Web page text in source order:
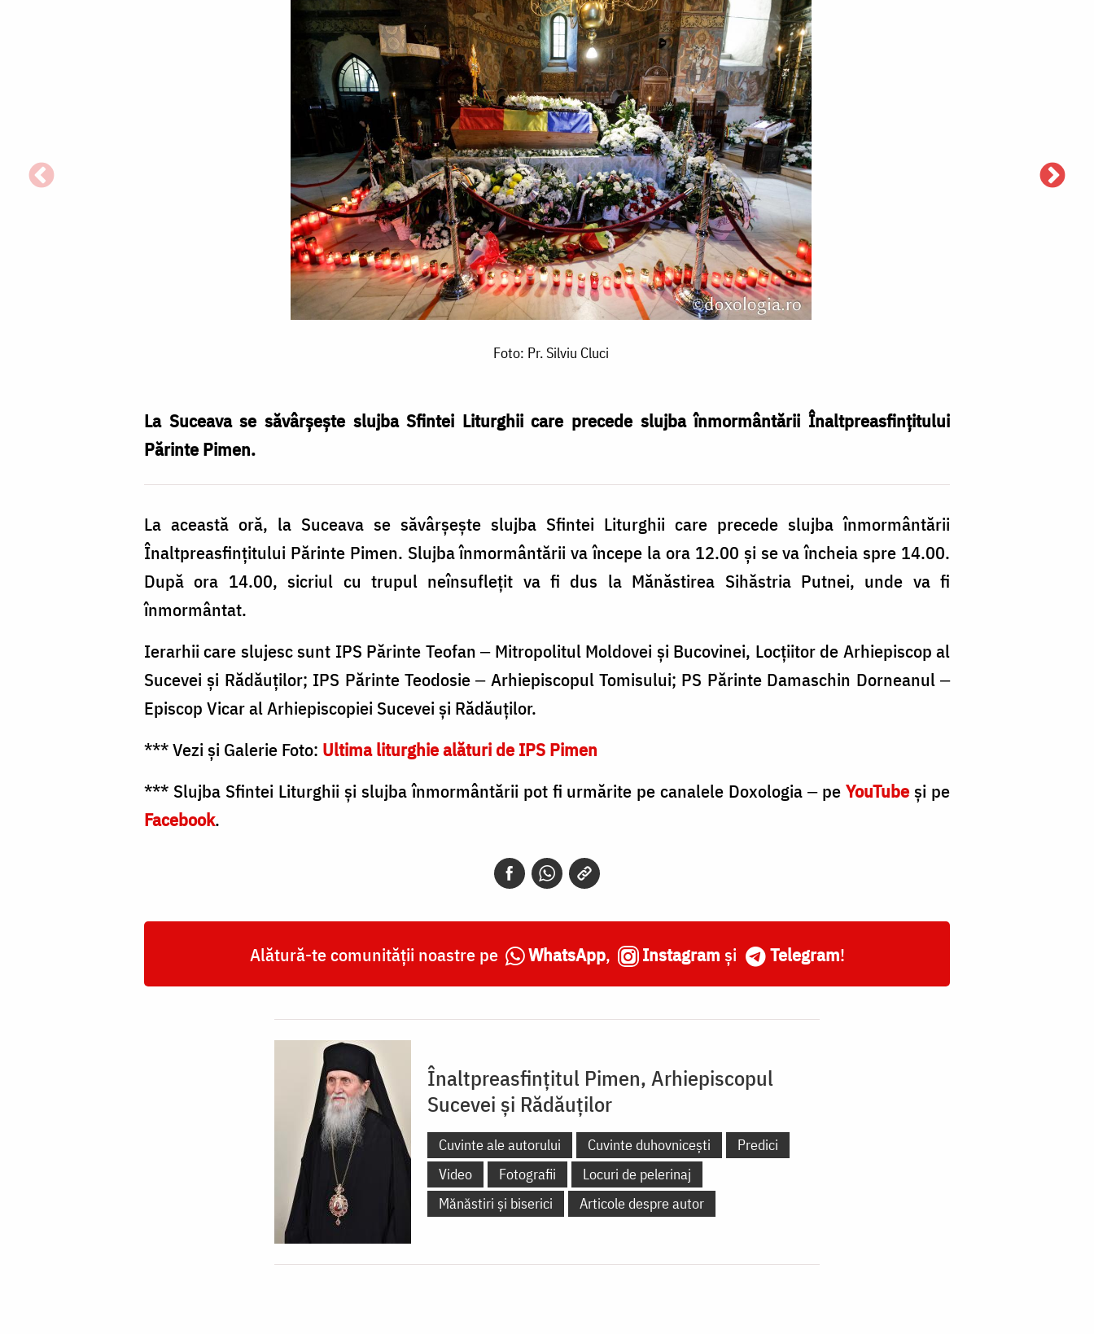
Foto: Pr. Silviu Cluci
La Suceava se săvârșește slujba Sfintei Liturghii care precede slujba înmormântării Înaltpreasfințitului
Părinte Pimen.
La această oră, la Suceava se săvârșește slujba Sfintei Liturghii care precede slujba înmormântării
Înaltpreasfințitului Părinte Pimen. Slujba înmormântării va începe la ora 12.00 și se va încheia spre 14.00.
După ora 14.00, sicriul cu trupul neînsuflețit va fi dus la Mănăstirea Sihăstria Putnei, unde va fi
înmormântat.
Ierarhii care slujesc sunt IPS Părinte Teofan ‒ Mitropolitul Moldovei și Bucovinei, Locțiitor de Arhiepiscop al
Sucevei și Rădăuților; IPS Părinte Teodosie ‒ Arhiepiscopul Tomisului; PS Părinte Damaschin Dorneanul ‒
Episcop Vicar al Arhiepiscopiei Sucevei și Rădăuților.
*** Vezi și Galerie Foto: Ultima liturghie alături de IPS Pimen
*** Slujba Sfintei Liturghii și slujba înmormântării pot fi urmărite pe canalele Doxologia ‒ peYouTube și pe
Facebook.
Alătură-te comunității noastre pe WhatsApp, Instagram și Telegram!
Înaltpreasfințitul Pimen, Arhiepiscopul
Sucevei și Rădăuților
Cuvinte ale autorului Cuvinte duhovnicești
Predici
Video
Fotografii
Locuri de pelerinaj
Mănăstiri și biserici
Articole despre autor